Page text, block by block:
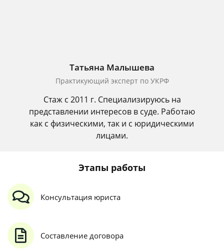
Татьяна Малышева
Практикующий эксперт по УКРФ
Стаж с 2011 г. Специализируюсь на
представлении интересов в суде. Работаю
как с физическими, так и с юридическими
лицами.
Этапы работы
Консультация юриста
Составление договора